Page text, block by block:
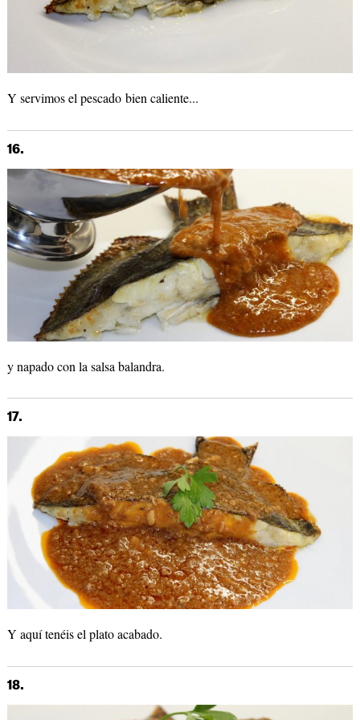
Y servimos el pescado bien caliente...
16.
y napado con la salsa balandra.
17.
Y aquí tenéis el plato acabado.
18.